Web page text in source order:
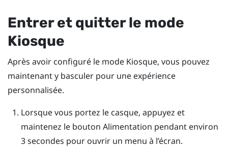
Entrer et quitter le mode
Kiosque
Après avoir configuré le mode Kiosque, vous pouvez
maintenant y basculer pour une expérience
personnalisée.
Lorsque vous portez le casque, appuyez et
maintenez le bouton Alimentation pendant environ
3 secondes pour ouvrir un menu à l’écran.